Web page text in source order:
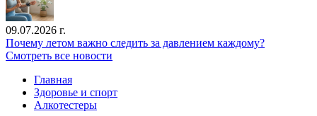
09.07.2026 г.
Почему летом важно следить за давлением каждому?
Смотреть все новости
Главная
Здоровье и спорт
Алкотестеры